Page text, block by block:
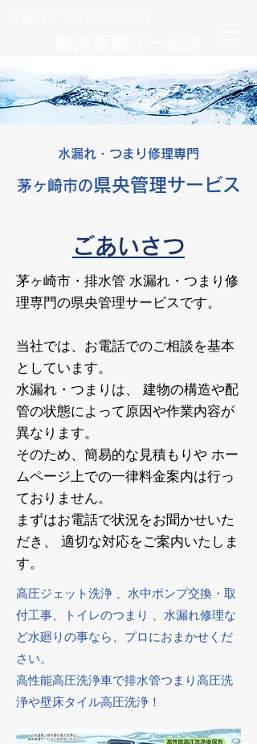
水漏れ・つまり修理専門
茅ヶ崎市の県央管理サービス
ごあいさつ
茅ヶ崎市・排水管 水漏れ・つまり修
理専門の県央管理サービスです。
当社では、お電話でのご相談を基本
としています。
水漏れ・つまりは、 建物の構造や配
管の状態によって原因や作業内容が
異なります。
そのため、簡易的な見積もりや ホー
ムページ上での一律料金案内は行っ
ておりません。
まずはお電話で状況をお聞かせいた
だき、 適切な対応をご案内いたしま
す。
高圧ジェット洗浄 、水中ポンプ交換・取
付工事、トイレのつまり 、水漏れ修理な
ど水廻りの事なら、プロにおまかせくだ
さい。
高性能高圧洗浄車で排水管つまり高圧洗
浄や壁床タイル高圧洗浄！